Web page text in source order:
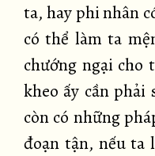
ta, hay phi nhân
có thể làm ta
chướng ngại cho
kheo ấy cần phải
còn có những
đoạn tận, nếu ta